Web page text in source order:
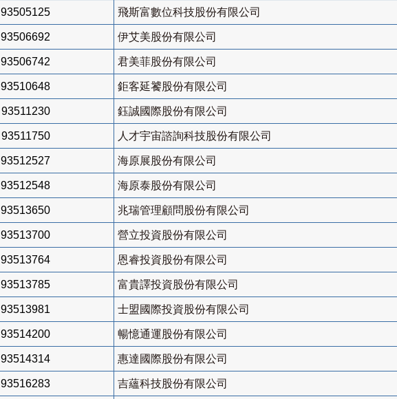
93505125 飛斯富數位科技股份有限公司
93506692 伊艾美股份有限公司
93506742 君美菲股份有限公司
93510648 鉅客延饕股份有限公司
93511230 鈺誠國際股份有限公司
93511750 人才宇宙諮詢科技股份有限公司
93512527 海原展股份有限公司
93512548 海原泰股份有限公司
93513650 兆瑞管理顧問股份有限公司
93513700 營立投資股份有限公司
93513764 恩睿投資股份有限公司
93513785 富貴譯投資股份有限公司
93513981 士盟國際投資股份有限公司
93514200 暢憶通運股份有限公司
93514314 惠達國際股份有限公司
93516283 吉蘊科技股份有限公司